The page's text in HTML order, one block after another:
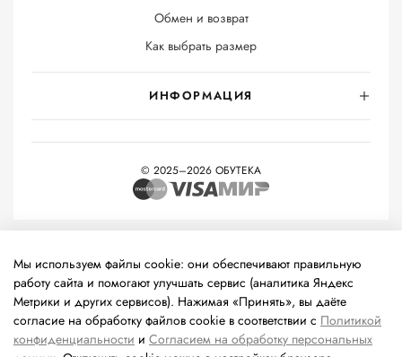
Обмен и возврат
Как выбрать размер
ИНФОРМАЦИЯ
© 2025–2026 ОБУТЕКА
технологии
(информационные технологии предоставления
информации на основе сбора, систематизации и анализа
сведений, относящихся к предпочтениям пользователей сети
«Интернет», находящихся на территории Российской
Федерации).
Мы используем файлы cookie: они обеспечивают правильную
работу сайта и помогают улучшать сервис (аналитика Яндекс
Метрики и других сервисов). Нажимая «Принять», вы даёте
согласие на обработку файлов cookie в соответствии с Политикой
конфиденциальности и Согласием на обработку персональных